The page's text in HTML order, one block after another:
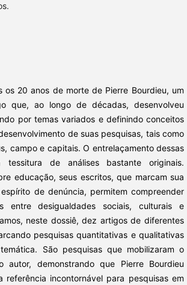
os 20 anos de morte de Pierre Bourdieu, um
que, ao longo de décadas, desenvolveu
por temas variados e definindo conceitos
de suas pesquisas, tais como
campo e capitais. O entrelaçamento dessas
tessitura de análises bastante originais.
educação, seus escritos, que marcam sua
de denúncia, permitem compreender
entre desigualdades sociais, culturais e
neste dossiê, dez artigos de diferentes
pesquisas quantitativas e qualitativas
São pesquisas que mobilizaram o
autor, demonstrando que Pierre Bourdieu
referência incontornável para pesquisas em